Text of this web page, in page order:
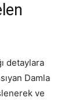
detaylara
Damla
ve